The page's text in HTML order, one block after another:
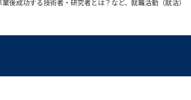
後成功する技術者・研究者とは？など、就職活動（就活）